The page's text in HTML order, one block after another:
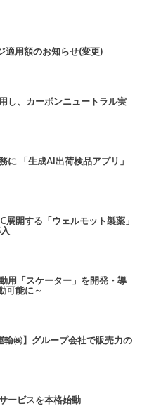
用額のお知らせ(変更)
し、カーボンニュートラル実
に 「生成AI出荷検品アプリ」
展開する「ウェルモット製薬」
用「スケーター」を開発・導
可能に～
輸㈱】グループ会社で販売力の
ービスを本格始動